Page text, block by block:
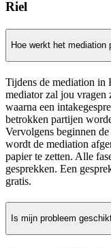
Riel
Hoe werkt het mediation
Tijdens de mediation in
mediator zal jou vragen
waarna een
betrokken partijen
Vervolgens beginnen
wordt de mediation
papier te zetten. Alle
gesprekken. Een
gratis.
Is mijn probleem